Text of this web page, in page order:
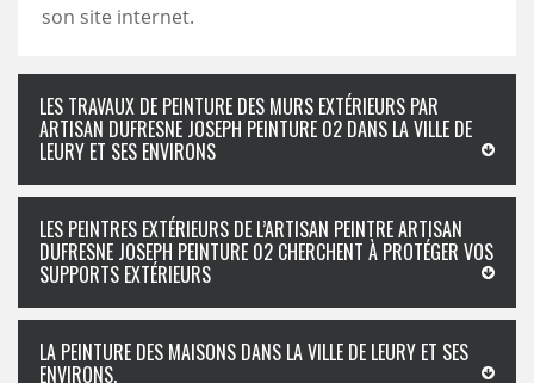
son site internet.
LES TRAVAUX DE PEINTURE DES MURS EXTÉRIEURS PAR
ARTISAN DUFRESNE JOSEPH PEINTURE 02 DANS LA VILLE DE
LEURY ET SES ENVIRONS
LES PEINTRES EXTÉRIEURS DE L’ARTISAN PEINTRE ARTISAN
DUFRESNE JOSEPH PEINTURE 02 CHERCHENT À PROTÉGER VOS
SUPPORTS EXTÉRIEURS
LA PEINTURE DES MAISONS DANS LA VILLE DE LEURY ET SES
ENVIRONS.